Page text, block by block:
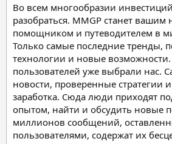
Во всем многообразии
разобраться. MMGP станет
помощником и путеводителем в
Только самые последние тренды,
технологии и новые
пользователей уже выбрали нас.
новости, проверенные стратегии
заработка. Сюда люди приходят
опытом, найти и обсудить новые
миллионов сообщений,
пользователями, содержат их